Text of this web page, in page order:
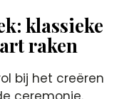
klassieke
raken
bij het creëren